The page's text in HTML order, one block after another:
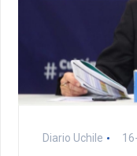
Diario Uchile